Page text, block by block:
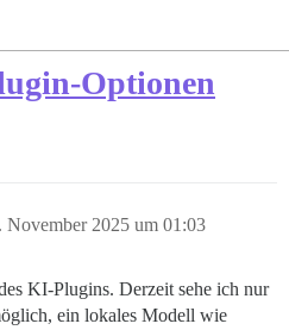
Optionen
November 2025 um 01:03
KI-Plugins. Derzeit sehe ich nur
ein lokales Modell wie